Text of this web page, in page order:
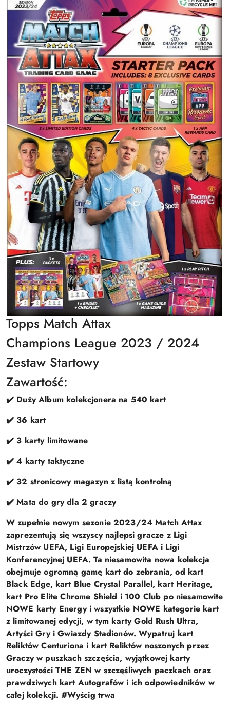
Topps Match Attax
Champions League 2023 / 2024
Zestaw Startowy
Zawartość:
✔️ Duży Album kolekcjonera na 540 kart
✔️ 36 kart
✔️ 3 karty limitowane
✔️ 4 karty taktyczne
✔️ 32 stronicowy magazyn z listą kontrolną
✔️ Mata do gry dla 2 graczy
W zupełnie nowym sezonie 2023/24 Match Attax
zaprezentują się wszyscy najlepsi gracze z Ligi
Mistrzów UEFA, Ligi Europejskiej UEFA i Ligi
Konferencyjnej UEFA. Ta niesamowita nowa kolekcja
obejmuje ogromną gamę kart do zebrania, od kart
Black Edge, kart Blue Crystal Parallel, kart Heritage,
kart Pro Elite Chrome Shield i 100 Club po niesamowite
NOWE karty Energy i wszystkie NOWE kategorie kart
z limitowanej edycji, w tym karty Gold Rush Ultra,
Artyści Gry i Gwiazdy Stadionów. Wypatruj kart
Reliktów Centuriona i kart Reliktów noszonych przez
Graczy w puszkach szczęścia, wyjątkowej karty
uroczystości THE ZEN w szczęśliwych paczkach oraz
prawdziwych kart Autografów i ich odpowiedników w
całej kolekcji. #Wyścig trwa